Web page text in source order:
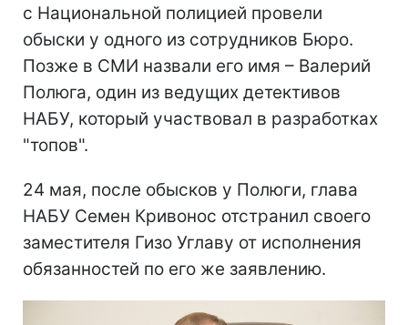
с Национальной полицией провели
обыски у одного из сотрудников Бюро.
Позже в СМИ назвали его имя – Валерий
Полюга, один из ведущих детективов
НАБУ, который участвовал в разработках
"топов".
24 мая, после обысков у Полюги, глава
НАБУ Семен Кривонос отстранил своего
заместителя Гизо Углаву от исполнения
обязанностей по его же заявлению.